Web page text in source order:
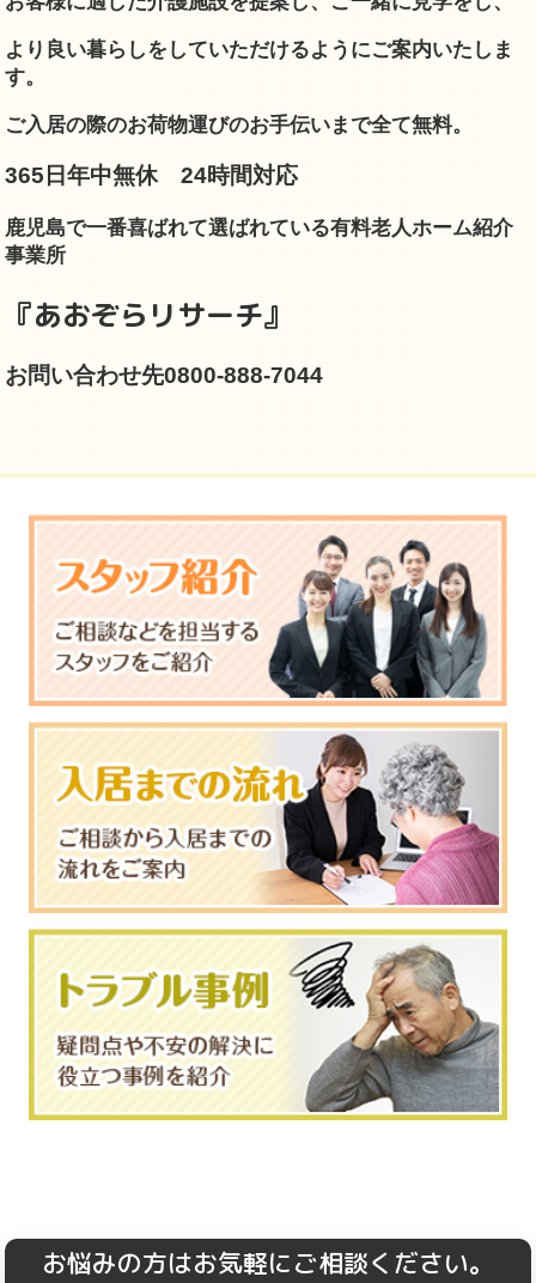
より良い暮らしをしていただけるようにご案内いたしま
す。
ご入居の際のお荷物運びのお手伝いまで全て無料。
365日年中無休 24時間対応
鹿児島で一番喜ばれて選ばれている有料老人ホーム紹介
事業所
『あおぞらリサーチ』
お問い合わせ先0800-888-7044
お悩みの方はお気軽にご相談ください。